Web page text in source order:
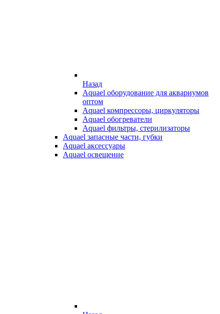
Назад
Aquael оборудование для аквариумов
оптом
Aquael компрессоры, циркуляторы
Aquael обогреватели
Aquael фильтры, стерилизаторы
Aquael запасные части, губки
Aquael аксессуары
Aquael освещение